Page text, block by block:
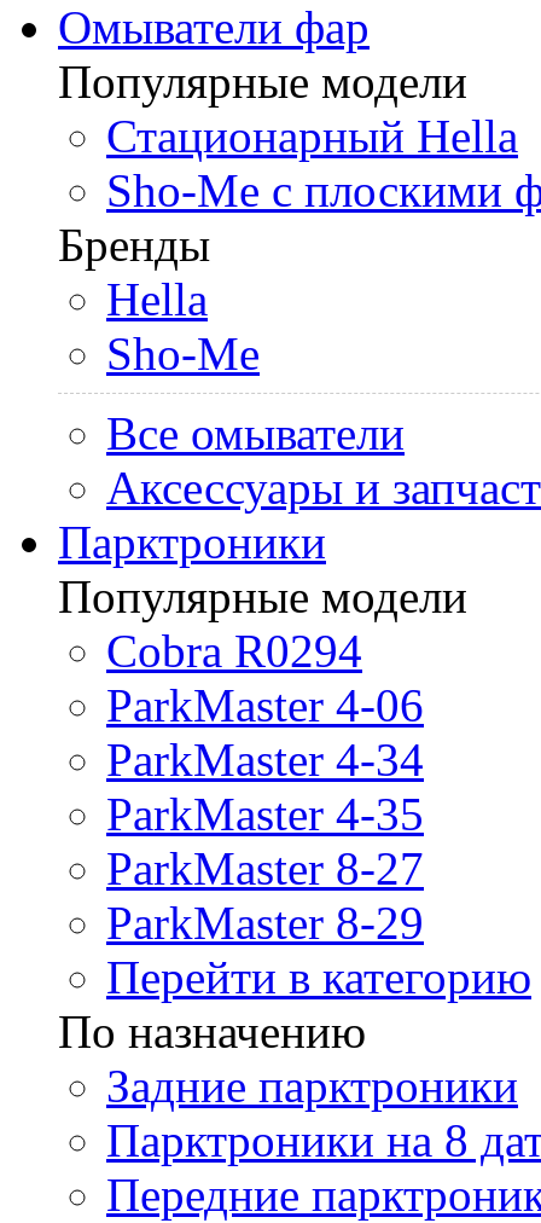
Омыватели фар
Популярные модели
Стационарный Hella
Sho-Me с плоскими
Бренды
Hella
Sho-Me
Все омыватели
Аксессуары и
Парктроники
Популярные модели
Cobra R0294
ParkMaster 4-06
ParkMaster 4-34
ParkMaster 4-35
ParkMaster 8-27
ParkMaster 8-29
Перейти в категорию
По назначению
Задние парктроники
Парктроники на 8
Передние